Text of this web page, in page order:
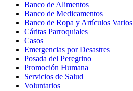
Banco de Alimentos
Banco de Medicamentos
Banco de Ropa y Artículos Varios
Cáritas Parroquiales
Casos
Emergencias por Desastres
Posada del Peregrino
Promoción Humana
Servicios de Salud
Voluntarios